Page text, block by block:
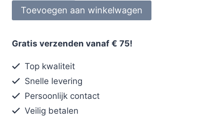
Toevoegen aan winkelwagen
Gratis verzenden vanaf € 75!
Top kwaliteit
Snelle levering
Persoonlijk contact
Veilig betalen